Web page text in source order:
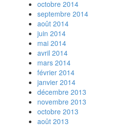
octobre 2014
septembre 2014
août 2014
juin 2014
mai 2014
avril 2014
mars 2014
février 2014
janvier 2014
décembre 2013
novembre 2013
octobre 2013
août 2013